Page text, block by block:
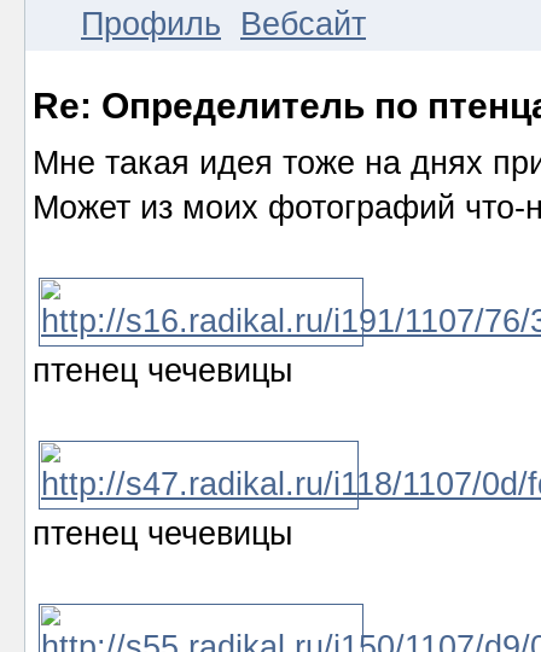
Профиль
Вебсайт
Re: Определитель по
Мне такая идея тоже на днях
Может из моих фотографий что-
птенец чечевицы
птенец чечевицы